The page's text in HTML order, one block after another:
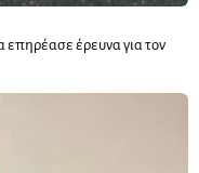
επηρέασε έρευνα για τον